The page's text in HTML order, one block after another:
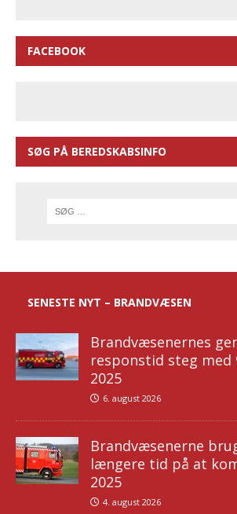
FACEBOOK
SØG PÅ BEREDSKABSINFO
SENESTE NYT – BRANDVÆSEN
Brandvæsenernes
responstid steg med
2025
6. august 2026
Brandvæsenerne
længere tid på at
2025
4. august 2026